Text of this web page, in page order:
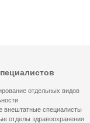
отдельных видов
внештатные специалисты
отделы здравоохранения